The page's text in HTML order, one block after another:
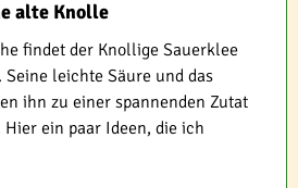
alte Knolle
findet der Knollige Sauerklee
leichte Säure und das
ihn zu einer spannenden Zutat
ein paar Ideen, die ich